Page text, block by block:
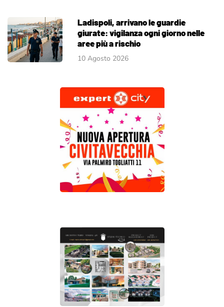
Ladispoli, arrivano le guardie
giurate: vigilanza ogni giorno nelle
aree più a rischio
10 Agosto 2026